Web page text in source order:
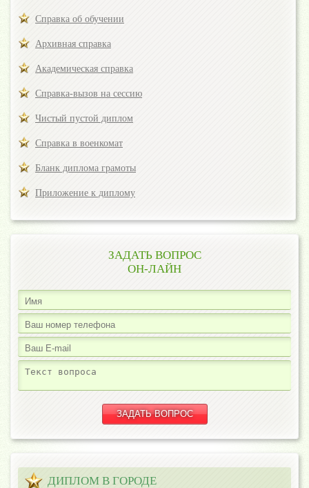
Справка об обучении
Архивная справка
Академическая справка
Справка-вызов на сессию
Чистый пустой диплом
Справка в военкомат
Бланк диплома грамоты
Приложение к диплому
ЗАДАТЬ ВОПРОС
ОН-ЛАЙН
ДИПЛОМ В ГОРОДЕ